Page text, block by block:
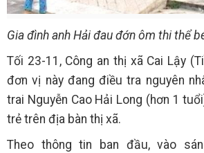
Gia đình anh Hải đau đớn ôm thi thể
Tối 23-11, Công an thị xã Cai Lậy
đơn vị này đang điều tra nguyên
trai Nguyễn Cao Hải Long (hơn 1
trẻ trên địa bàn thị xã.
Theo thông tin ban đầu, vào